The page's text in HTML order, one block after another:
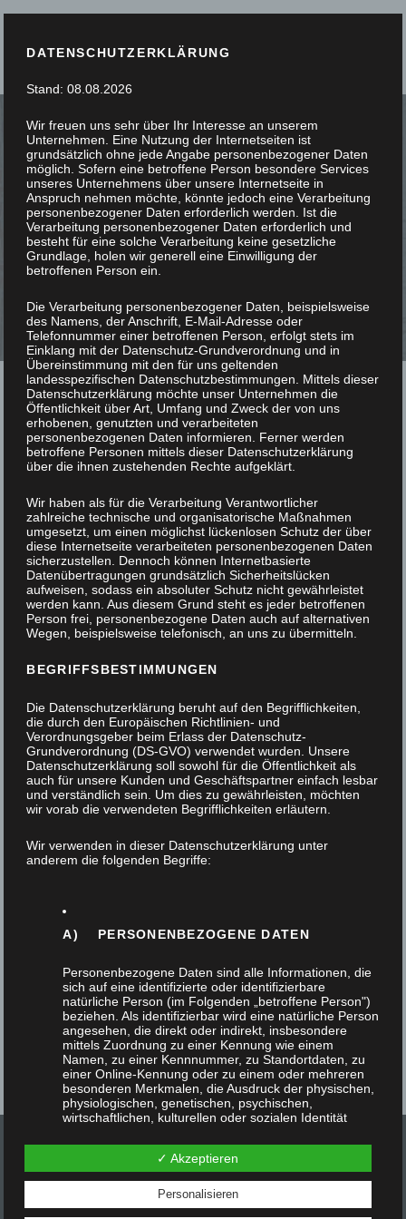
SIE STÖBERN, WIR
SCHREINERN
Massivholz-Esstisch aus Birnbaum
Einen Esstisch aus Massivholz wünschte sich eine
DATENSCHUTZERKLÄRUNG
Stand: 08.08.2026
Wir freuen uns sehr über Ihr Interesse an unserem
Unternehmen. Eine Nutzung der Internetseiten ist
grundsätzlich ohne jede Angabe personenbezogener Daten
möglich. Sofern eine betroffene Person besondere Services
unseres Unternehmens über unsere Internetseite in
Anspruch nehmen möchte, könnte jedoch eine Verarbeitung
personenbezogener Daten erforderlich werden. Ist die
Verarbeitung personenbezogener Daten erforderlich und
besteht für eine solche Verarbeitung keine gesetzliche
Grundlage, holen wir generell eine Einwilligung der
betroffenen Person ein.
Die Verarbeitung personenbezogener Daten, beispielsweise
des Namens, der Anschrift, E-Mail-Adresse oder
Telefonnummer einer betroffenen Person, erfolgt stets im
Einklang mit der Datenschutz-Grundverordnung und in
Übereinstimmung mit den für uns geltenden
landesspezifischen Datenschutzbestimmungen. Mittels dieser
Datenschutzerklärung möchte unser Unternehmen die
Öffentlichkeit über Art, Umfang und Zweck der von uns
erhobenen, genutzten und verarbeiteten
personenbezogenen Daten informieren. Ferner werden
betroffene Personen mittels dieser Datenschutzerklärung
über die ihnen zustehenden Rechte aufgeklärt.
Wir haben als für die Verarbeitung Verantwortlicher
zahlreiche technische und organisatorische Maßnahmen
umgesetzt, um einen möglichst lückenlosen Schutz der über
diese Internetseite verarbeiteten personenbezogenen Daten
sicherzustellen. Dennoch können Internetbasierte
Datenübertragungen grundsätzlich Sicherheitslücken
aufweisen, sodass ein absoluter Schutz nicht gewährleistet
werden kann. Aus diesem Grund steht es jeder betroffenen
Person frei, personenbezogene Daten auch auf alternativen
Wegen, beispielsweise telefonisch, an uns zu übermitteln.
BEGRIFFSBESTIMMUNGEN
Die Datenschutzerklärung beruht auf den Begrifflichkeiten,
die durch den Europäischen Richtlinien- und
Verordnungsgeber beim Erlass der Datenschutz-
Grundverordnung (DS-GVO) verwendet wurden. Unsere
Datenschutzerklärung soll sowohl für die Öffentlichkeit als
auch für unsere Kunden und Geschäftspartner einfach lesbar
und verständlich sein. Um dies zu gewährleisten, möchten
wir vorab die verwendeten Begrifflichkeiten erläutern.
Wir verwenden in dieser Datenschutzerklärung unter
anderem die folgenden Begriffe:
A) PERSONENBEZOGENE DATEN
Personenbezogene Daten sind alle Informationen, die
sich auf eine identifizierte oder identifizierbare
natürliche Person (im Folgenden „betroffene Person")
beziehen. Als identifizierbar wird eine natürliche Person
angesehen, die direkt oder indirekt, insbesondere
mittels Zuordnung zu einer Kennung wie einem
Namen, zu einer Kennnummer, zu Standortdaten, zu
einer Online-Kennung oder zu einem oder mehreren
besonderen Merkmalen, die Ausdruck der physischen,
physiologischen, genetischen, psychischen,
wirtschaftlichen, kulturellen oder sozialen Identität
kann.
✓ Akzeptieren
Personalisieren